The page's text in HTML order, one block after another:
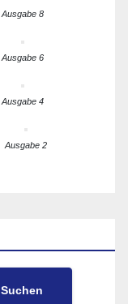
Ausgabe 8
Ausgabe 6
Ausgabe 4
Ausgabe 2
Suchen